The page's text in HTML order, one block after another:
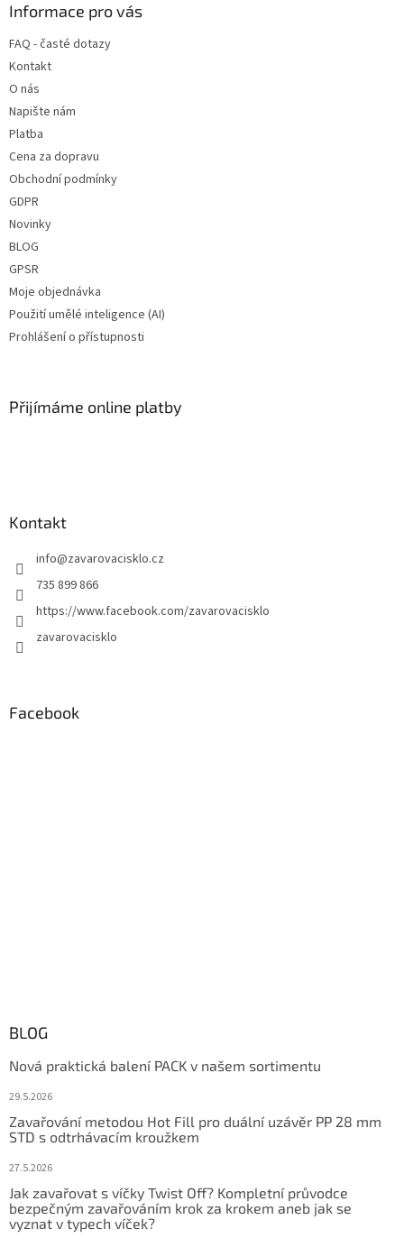
Informace pro vás
FAQ - časté dotazy
Kontakt
O nás
Napište nám
Platba
Cena za dopravu
Obchodní podmínky
GDPR
Novinky
BLOG
GPSR
Moje objednávka
Použití umělé inteligence (AI)
Prohlášení o přístupnosti
Přijímáme online platby
Kontakt
info@zavarovacisklo.cz
735 899 866
https://www.facebook.com/zavarovacisklo
zavarovacisklo
Facebook
BLOG
Nová praktická balení PACK v našem sortimentu
29.5.2026
Zavařování metodou Hot Fill pro duální uzávěr PP 28 mm
STD s odtrhávacím kroužkem
27.5.2026
Jak zavařovat s víčky Twist Off? Kompletní průvodce
bezpečným zavařováním krok za krokem aneb jak se
vyznat v typech víček?